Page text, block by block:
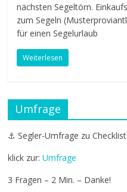
nächsten Segeltörn.
zum Segeln
für einen Segelurlaub
Weiterlesen
Umfrage
⚓ Segler-Umfrage zu
klick zur:Umfrage
3 Fragen – 2 Min. – Danke!